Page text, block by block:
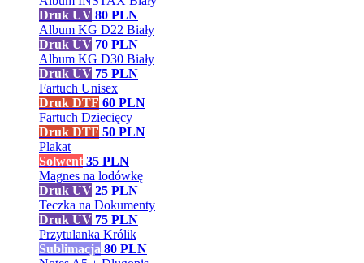
Druk UV 80 PLN
Album KG D22 Biały
Druk UV 70 PLN
Album KG D30 Biały
Druk UV 75 PLN
Fartuch Unisex
Druk DTF 60 PLN
Fartuch Dziecięcy
Druk DTF 50 PLN
Plakat
Solwent 35 PLN
Magnes na lodówkę
Druk UV 25 PLN
Teczka na Dokumenty
Druk UV 75 PLN
Przytulanka Królik
Sublimacja 80 PLN